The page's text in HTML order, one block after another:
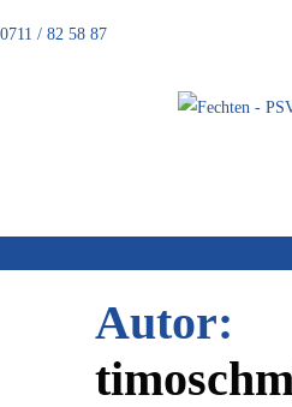
0711 / 82 58 87
Autor: